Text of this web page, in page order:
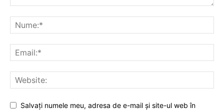
Salvați numele meu, adresa de e-mail și site-ul web în